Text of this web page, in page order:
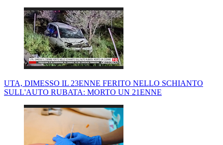
UTA, DIMESSO IL 23ENNE FERITO NELLO SCHIANTO
SULL'AUTO RUBATA: MORTO UN 21ENNE